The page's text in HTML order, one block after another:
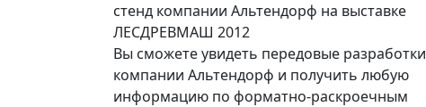
стенд компании Альтендорф на выставке
ЛЕСДРЕВМАШ 2012
Вы сможете увидеть передовые разработки
компании Альтендорф и получить любую
информацию по форматно-раскроечным